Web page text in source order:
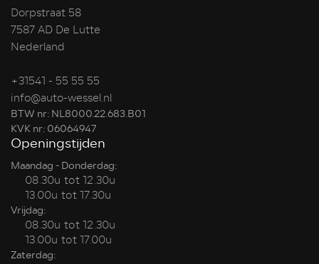
Dorpstraat 58
7587 AD De Lutte
Nederland
+31541 - 55 55 55
info@auto-wessel.nl
BTW nr: NL8000.22.683.B01
KVK nr: 06064947
Openingstijden
Maandag - Donderdag:
08.30u tot 12.30u
13.00u tot 17.30u
Vrijdag:
08.30u tot 12.30u
13.00u tot 17.00u
Zaterdag: